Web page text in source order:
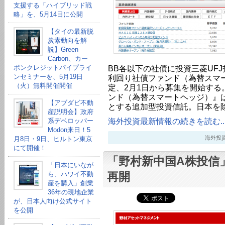
支援する「ハイブリッド戦
略」を、5月14日に公開
【タイの最新脱
炭素動向を解
説】Green
Carbon、カー
ボンクレジットパイプライ
ンセミナーを、5月19日
（火）無料開催開催
【アブダビ不動
産説明会】政府
系デベロッパー
Modon来日！5
月8日・9日、ヒルトン東京
にて開催！
「日本にいなが
ら、ハワイ不動
産を購入」創業
36年の現地企業
が、日本人向け公式サイト
を公開
BB各以下の社債に投資三菱
利回り社債ファンド（為替スマ
定、2月1日から募集を開始す
ンド（為替スマートヘッジ）』
とする追加型投資信託。日本
海外投資最新情報の続きを読む
海外投
「野村新中国A株投
再開